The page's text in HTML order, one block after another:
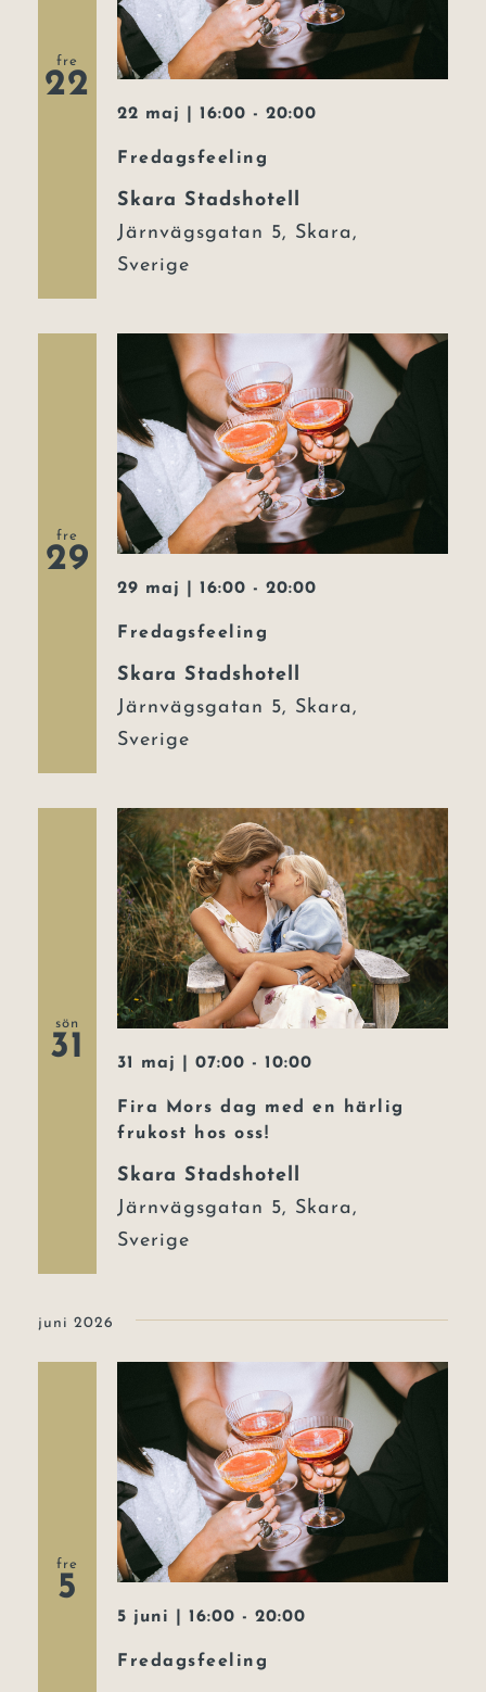
Julbord
Om hotellet
fre
22
Fredagsfeeling
22 maj | 16:00 - 20:00
Skara Stadshotell
Järnvägsgatan 5, Skara,
Sverige
fre
29
Fredagsfeeling
29 maj | 16:00 - 20:00
Skara Stadshotell
Järnvägsgatan 5, Skara,
Sverige
sön
31
Fira Mors dag med en härlig
frukost hos oss!
31 maj | 07:00 - 10:00
Skara Stadshotell
Järnvägsgatan 5, Skara,
Sverige
juni 2026
fre
5
Fredagsfeeling
5 juni | 16:00 - 20:00